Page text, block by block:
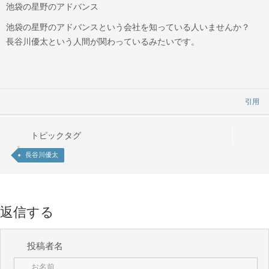
池袋の星野のアドバンス
池袋の星野のアドバンスという会社を知っている人いませんか？
長谷川優太という人間が関わっているみたいです。
引用
トピックタグ
長谷川優太
返信する
投稿者名